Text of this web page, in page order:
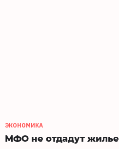
ЭКОНОМИКА
МФО не отдадут жилье